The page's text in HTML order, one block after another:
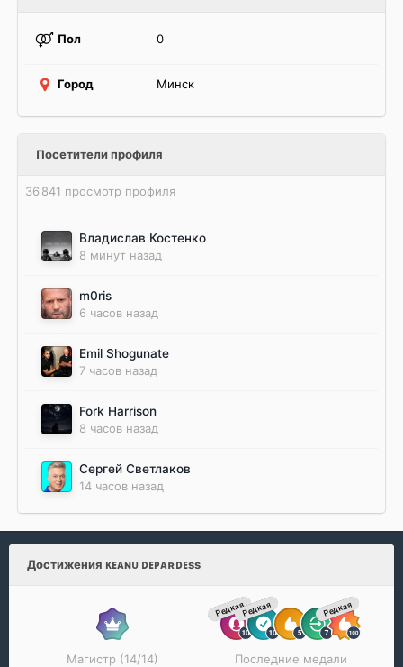
Пол 0
Город Минск
Посетители профиля
36 841 просмотр профиля
Владислав Костенко
8 минут назад
m0ris
6 часов назад
Emil Shogunate
7 часов назад
Fork Harrison
8 часов назад
Сергей Светлаков
14 часов назад
Достижения ᴋᴇᴀɴᴜ ᴅᴇᴘᴀʀᴅᴇss
Магистр (14/14)
РедкаяРедкая Редкая
Последние медали